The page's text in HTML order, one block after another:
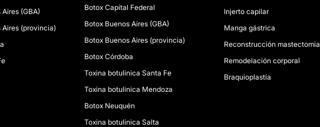
Aires (GBA)
Aires (provincia)
Botox Capital Federal
Botox Buenos Aires (GBA)
Botox Buenos Aires (provincia)
Botox Córdoba
Toxina botulinica Santa Fe
Toxina botulinica Mendoza
Botox Neuquén
Toxina botulinica Salta
Injerto capilar
Manga gástrica
Reconstrucción mastectomia
Remodelación corporal
Braquioplastía